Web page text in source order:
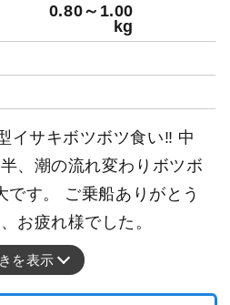
0.80～1.00
kg
イサキボツボツ食い‼ 中
、潮の流れ変わりボツボ
です。 ご乗船ありがとう
お疲れ様でした。
を表示